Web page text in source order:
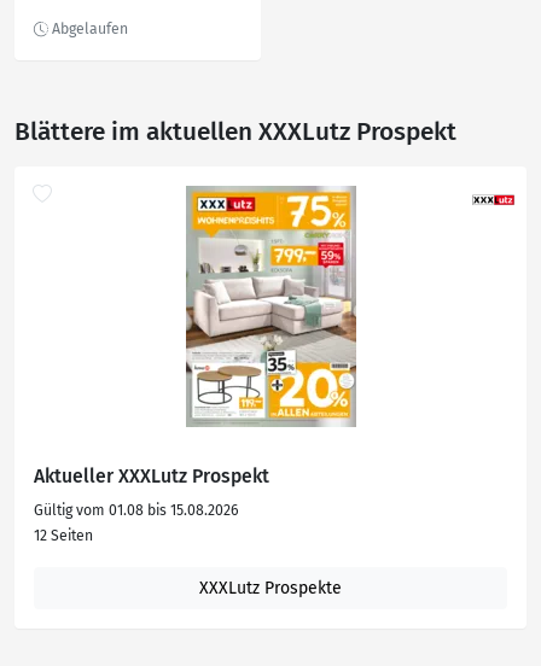
transportierbar, Spielzeug,
Blättere im aktuellen XXXLutz Prospekt
Aktueller XXXLutz Prospekt
Gültig vom 01.08 bis 15.08.2026
12 Seiten
XXXLutz Prospekte